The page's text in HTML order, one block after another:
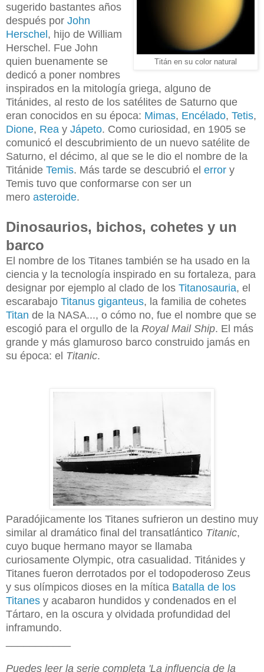
Titán en su color natural
sugerido bastantes años
después por John
Herschel, hijo de William
Herschel. Fue John
quien buenamente se
dedicó a poner nombres
inspirados en la mitología griega, alguno de
Titánides, al resto de los satélites de Saturno que
eran conocidos en su época: Mimas, Encélado, Tetis,
Dione, Rea y Jápeto. Como curiosidad, en 1905 se
comunicó el descubrimiento de un nuevo satélite de
Saturno, el décimo, al que se le dio el nombre de la
Titánide Temis. Más tarde se descubrió el error y
Temis tuvo que conformarse con ser un
mero asteroide.
Dinosaurios, bichos, cohetes y un
barco
El nombre de los Titanes también se ha usado en la
ciencia y la tecnología inspirado en su fortaleza, para
designar por ejemplo al clado de los Titanosauria, el
escarabajo Titanus giganteus, la familia de cohetes
Titan de la NASA..., o cómo no, fue el nombre que se
escogió para el orgullo de la Royal Mail Ship. El más
grande y más glamuroso barco construido jamás en
su época: el Titanic.
Paradójicamente los Titanes sufrieron un destino muy
similar al dramático final del transatlántico Titanic,
cuyo buque hermano mayor se llamaba
curiosamente Olympic, otra casualidad. Titánides y
Titanes fueron derrotados por el todopoderoso Zeus
y sus olímpicos dioses en la mítica Batalla de los
Titanes y acabaron hundidos y condenados en el
Tártaro, en la oscura y olvidada profundidad del
inframundo.
Puedes leer la serie completa 'La influencia de la